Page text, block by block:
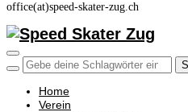
office(at)speed-skater-zug.ch
Seitenleiste & Navigation umschalten
Home
Verein